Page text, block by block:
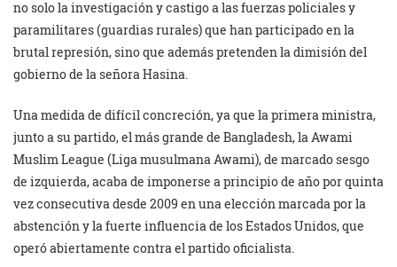
no solo la investigación y castigo a las fuerzas policiales y
paramilitares (guardias rurales) que han participado en la
brutal represión, sino que además pretenden la dimisión del
gobierno de la señora Hasina.
Una medida de difícil concreción, ya que la primera ministra,
junto a su partido, el más grande de Bangladesh, la Awami
Muslim League (Liga musulmana Awami), de marcado sesgo
de izquierda, acaba de imponerse a principio de año por quinta
vez consecutiva desde 2009 en una elección marcada por la
abstención y la fuerte influencia de los Estados Unidos, que
operó abiertamente contra el partido oficialista.